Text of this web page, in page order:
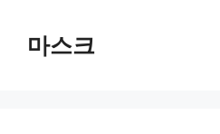
마스크